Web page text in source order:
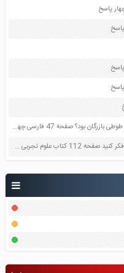
چه رابطه ای بین رفتار طوطی در هندوستان و رفتار طوطی بازرگان بود؟ صفحه 47 فارسی چهارم
چه عاملی باعث تغییر خشت خام به آجر شده است فکر کنید صفحه 112 کتاب علوم تجربی هشتم